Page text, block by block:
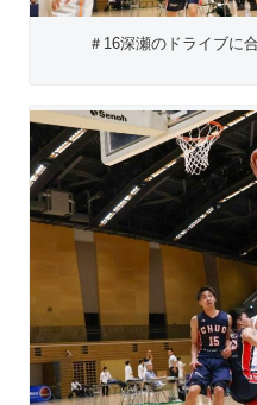
＃16深瀬のドライブに